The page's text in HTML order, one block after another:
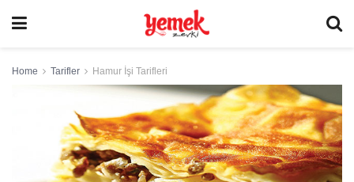
Home Tarifler Hamur İşi Tarifleri